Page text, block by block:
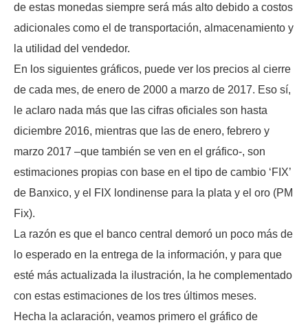
de estas monedas siempre será más alto debido a costos
adicionales como el de transportación, almacenamiento y
la utilidad del vendedor.
En los siguientes gráficos, puede ver los precios al cierre
de cada mes, de enero de 2000 a marzo de 2017. Eso sí,
le aclaro nada más que las cifras oficiales son hasta
diciembre 2016, mientras que las de enero, febrero y
marzo 2017 –que también se ven en el gráfico-, son
estimaciones propias con base en el tipo de cambio ‘FIX’
de Banxico, y el FIX londinense para la plata y el oro (PM
Fix).
La razón es que el banco central demoró un poco más de
lo esperado en la entrega de la información, y para que
esté más actualizada la ilustración, la he complementado
con estas estimaciones de los tres últimos meses.
Hecha la aclaración, veamos primero el gráfico de